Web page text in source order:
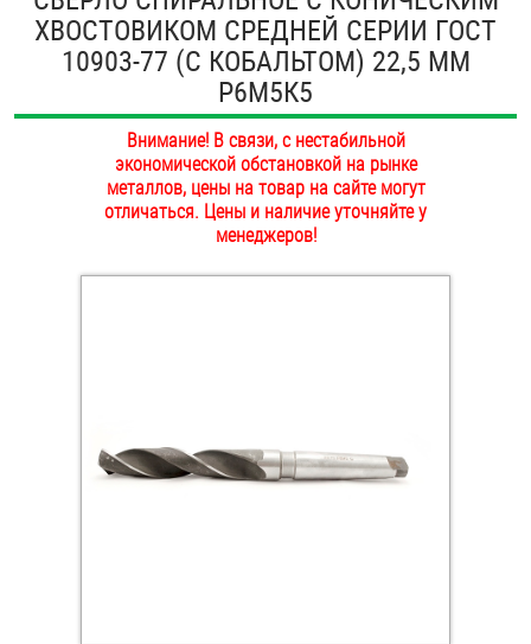
ОПЛАТА И ДОСТАВКА
НАШИ МАГАЗИНЫ
Втулки
Дюбели
Дюймовый крепёж
ХВОСТОВИКОМ СРЕДНЕЙ СЕРИИ ГОСТ
10903-77 (С КОБАЛЬТОМ) 22,5 ММ
Р6М5К5
Внимание! В связи, с нестабильной
экономической обстановкой на рынке
металлов, цены на товар на сайте могут
отличаться. Цены и наличие уточняйте у
менеджеров!